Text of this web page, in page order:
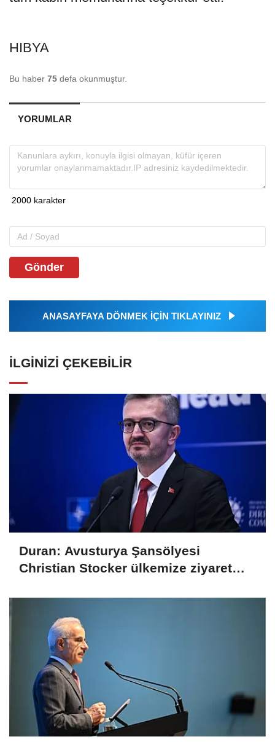
HIBYA
Bu haber 75 defa okunmuştur.
YORUMLAR
Gönder
ANASAYFAYA DÖNMEK İÇİN TIKLAYINIZ
İLGINIZI ÇEKEBILIR
Duran: Avusturya Şansölyesi
Christian Stocker ülkemize ziyaret